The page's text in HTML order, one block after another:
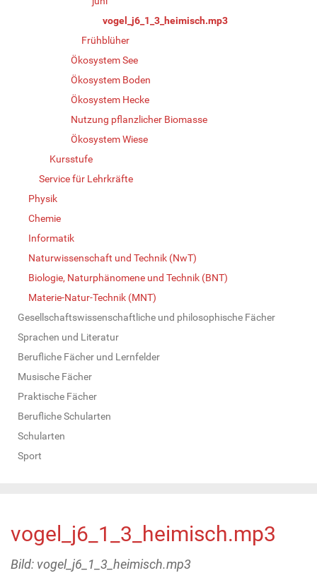
vogel_j6_1_3_heimisch.mp3
Frühblüher
Ökosystem See
Ökosystem Boden
Ökosystem Hecke
Nutzung pflanzlicher Biomasse
Ökosystem Wiese
Kursstufe
Service für Lehrkräfte
Physik
Chemie
Informatik
Naturwissenschaft und Technik (NwT)
Biologie, Naturphänomene und Technik (BNT)
Materie-Natur-Technik (MNT)
Gesellschaftswissenschaftliche und philosophische Fächer
Sprachen und Literatur
Berufliche Fächer und Lernfelder
Musische Fächer
Praktische Fächer
Berufliche Schularten
Schularten
Sport
vogel_j6_1_3_heimisch.mp3
Bild: vogel_j6_1_3_heimisch.mp3